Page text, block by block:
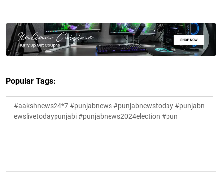
Popular Tags:
#aakshnews24*7 #punjabnews #punjabnewstoday #punjabn
ewslivetodaypunjabi #punjabnews2024election #pun